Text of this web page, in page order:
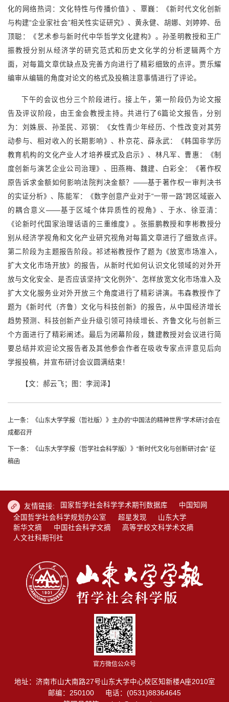
化的网络热词：文化特性与传播价值》、覃巍：《新时代文化创新
与构建“企业家社会”相关性实证研究》、黄永健、胡娜、刘婷婷、岳
顶聪：《艺术参与新时代中华哲学文化建构》。孙圣明教授和王广
振教授分别从经济学的研究范式和历史文化学的分析逻辑两个方
面，对每篇文章优缺点及完善方向进行了精彩细致的点评。贾乐耀
编审从编辑的角度对论文的格式及投稿注意事情进行了评论。
下午的会议也分三个阶段进行。接上午，第一阶段仍为论文报
告及评议阶段，由王金会教授主持。共进行了6篇论文报告，分别
为：刘姝辰、孙圣民、邓钢：《女性青少年经历、个性改变对其劳
动参与、相对收入的长期影响》、朴京花、薛永武：《韩国非学历
教育机构的文化产业人才培养模式及启示》、林凡军、曹惠：《制
度创新与演艺企业公司治理》、田燕梅、魏建、白彩全：《著作权
原告诉求金额如何影响法院判决金额？——基于著作权一审判决书
的实证分析》、陈能军：《数字创意产业对于“一带一路”跨区域嵌入
的耦合意义——基于区域个体异质性的视角》、于水、徐亚清：
《论新时代国家治理话语的三重维度》。张振鹏教授和李彬教授分
别从经济学视角和文化产业研究视角对每篇文章进行了细致点评。
第二阶段为主题报告阶段。祁述裕教授作了题为《放宽市场准入，
扩大文化市场开放》的报告，从新时代如何认识文化领域的对外开
放与文化安全、是否应该坚持“文化例外”、怎样放宽文化市场准入及
扩大文化服务业对外开放三个角度进行了精彩讲演。韦森教授作了
题为《新时代（齐鲁）文化与科技创新》的报告，从中国经济增长
趋势预测、科技创新产业升级引领可持续增长、齐鲁文化与创新三
个方面进行了精彩阐述。最后为闭幕阶段，魏建教授对会议进行简
要总结并欢迎论文报告者及其他参会作者在吸收专家点评意见后向
学报投稿，并宣布研讨会议圆满结束！
【文：郝云飞；图：李润泽】
上一条：《山东大学学报（哲社版）》主办的“中国法的精神世界”学术研讨会在
成都召开
下一条：《山东大学学报（哲学社会科学版）》“新时代文化与创新研讨会” 征
稿函
友情链接: 国家哲学社会科学学术期刊数据库
中国知网
全国哲学社会科学规划办公室
超星发现
山东大学
新华文摘
中国社会科学文摘
高等学校文科学术文摘
人文社科期刊社
地址：济南市山大南路27号山东大学中心校区知新楼A座2010室
邮编：250100
电话：(0531)88364645
官方微信公众号